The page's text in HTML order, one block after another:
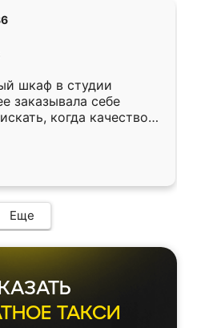
шкаф в студии
заказывала себе
когда качеством
кухня уже почти
нет.
Еще
ТАКСИ